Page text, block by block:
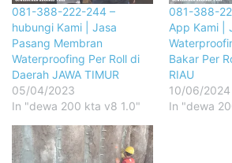
081-388-222-244 –
hubungi Kami | Jasa
Pasang Membran
Waterproofing Per Roll di
Daerah JAWA TIMUR
05/04/2023
In "dewa 200 kta v8 1.0"
081-388-
App Kami |
Bakar Per
RIAU
10/06/2024
In "dewa